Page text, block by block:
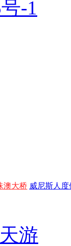
-1
澳大桥 威尼斯人度
游